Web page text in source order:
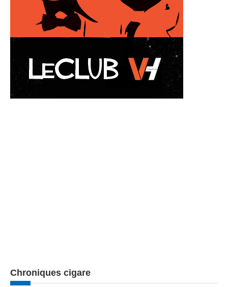
Chroniques cigare